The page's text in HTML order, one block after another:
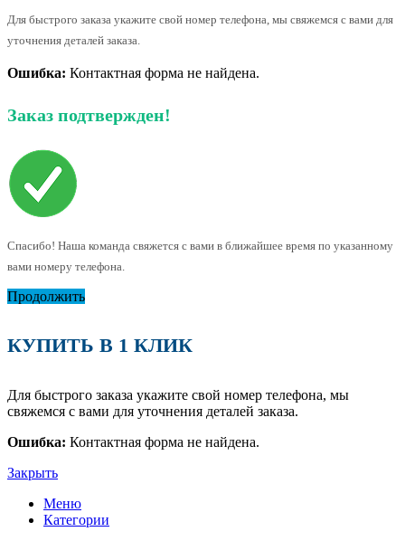
Для быстрого заказа укажите свой номер телефона, мы свяжемся с вами для
уточнения деталей заказа.
Ошибка: Контактная форма не найдена.
Заказ подтвержден!
Спасибо! Наша команда свяжется с вами в ближайшее время по указанному
вами номеру телефона.
Продолжить
КУПИТЬ В 1 КЛИК
Для быстрого заказа укажите свой номер телефона, мы
свяжемся с вами для уточнения деталей заказа.
Ошибка: Контактная форма не найдена.
Закрыть
Меню
Категории